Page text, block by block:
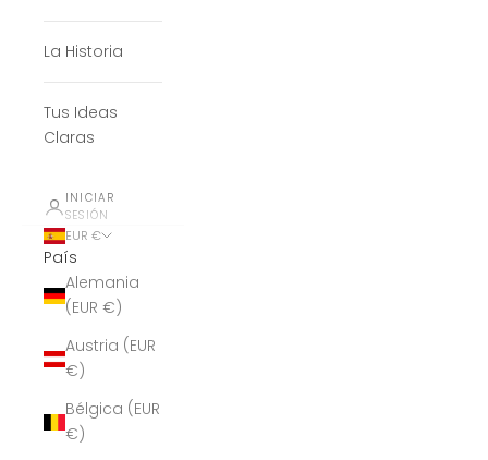
La Historia
Tus Ideas
Claras
INICIAR
SESIÓN
EUR €
País
Alemania
(EUR €)
Austria (EUR
€)
Bélgica (EUR
€)